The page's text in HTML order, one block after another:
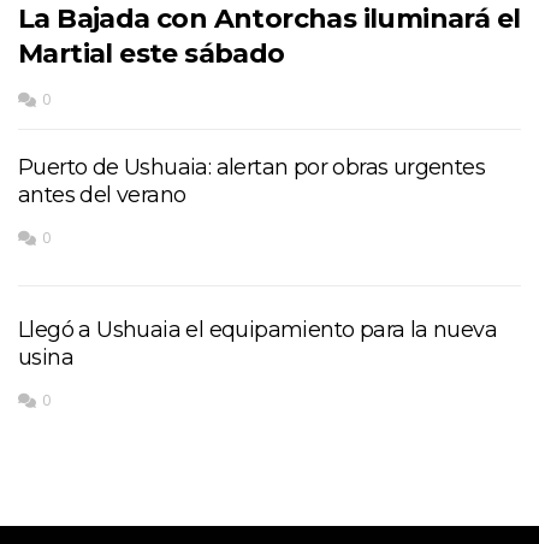
La Bajada con Antorchas iluminará el
Martial este sábado
0
Puerto de Ushuaia: alertan por obras urgentes
antes del verano
0
Llegó a Ushuaia el equipamiento para la nueva
usina
0